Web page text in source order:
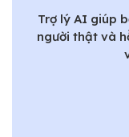
Trợ lý AI giúp
người thật và